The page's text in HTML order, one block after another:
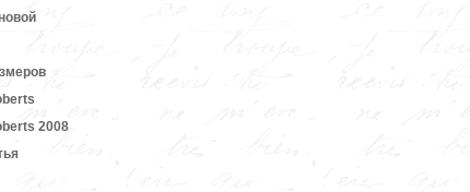
2008